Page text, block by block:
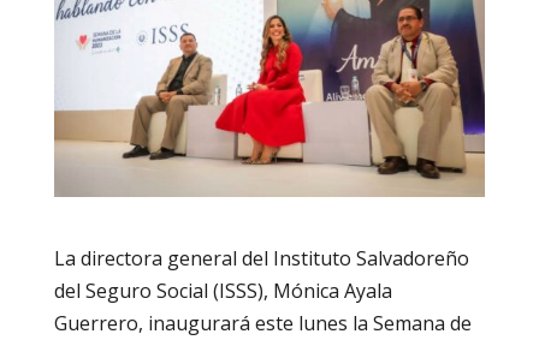
La directora general del Instituto Salvadoreño
del Seguro Social (ISSS), Mónica Ayala
Guerrero, inaugurará este lunes la Semana de